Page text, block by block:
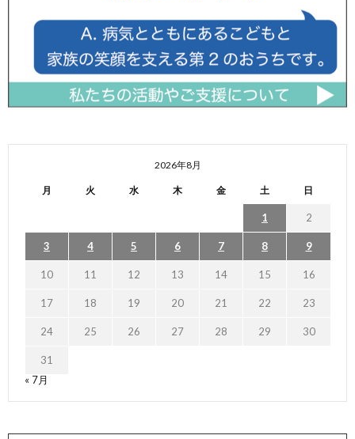
2026年8月
月 火 水 木 金 土 日
1 2
3 4 5 6 7 8 9
10 11 12 13 14 15 16
17 18 19 20 21 22 23
24 25 26 27 28 29 30
31
« 7月